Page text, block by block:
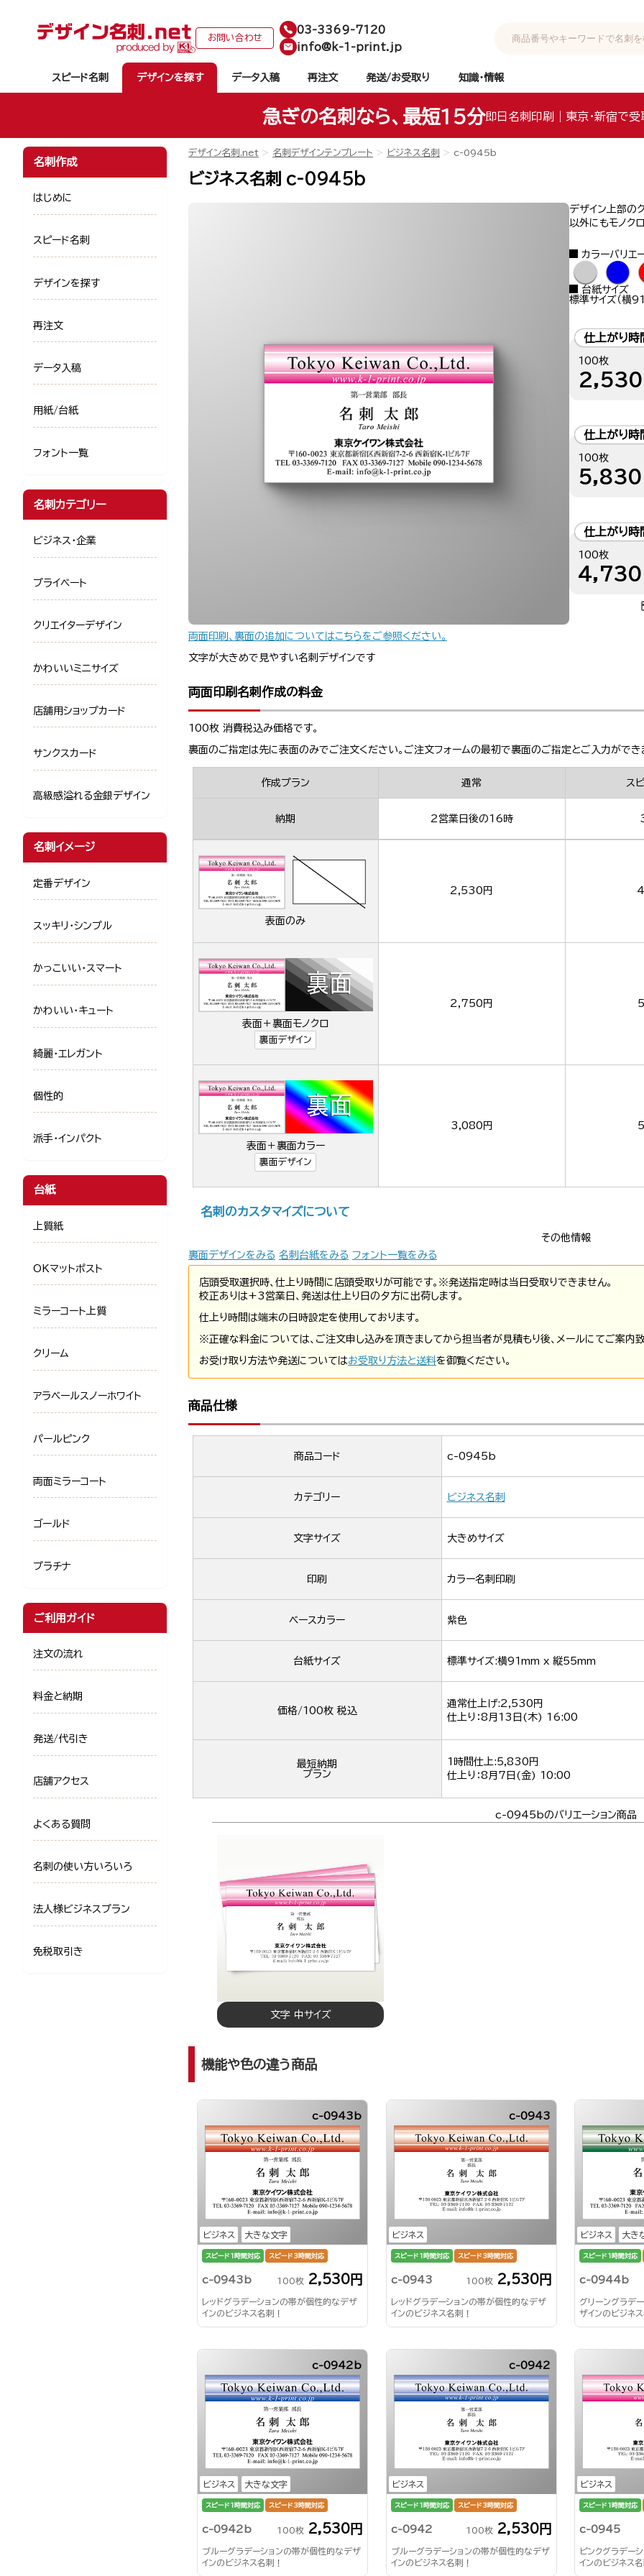
お問い合わせ
03-3369-7120
info@k-1-print.jp
スピード名刺 デザインを探す データ入稿 再注文 発送/お受取り 知識・情報
急ぎの名刺なら、最短15分即日名刺印刷｜東京・新宿で受
デザイン名刺.net 名刺デザインテンプレート ビジネス名刺 c-0945b
ビジネス名刺 c-0945b
デザイン上部の
以外にもモノク
カラーバリエ
● ●
台紙サイズ
標準サイズ（横
仕上がり
100枚
2,530
仕上がり
100枚
5,830
仕上がり
100枚
4,730
両面印刷、裏面の追加についてはこちらをご参照ください。
文字が大きめで見やすい名刺デザインです
両面印刷名刺作成の料金
100枚 消費税込み価格です。
裏面のご指定は先に表面のみでご注文ください。ご注文フォームの最初で裏面のご指定とご入力ができ
作成プラン 通常 ス
納期 2営業日後の16時
表面のみ
2,530円
表面＋裏面モノクロ
裏面デザイン
2,750円
表面＋裏面カラー
裏面デザイン
3,080円
名刺のカスタマイズについて
その他情報
裏面デザインをみる 名刺台紙をみる フォント一覧をみる
店頭受取選択時、仕上り時間に店頭受取りが可能です。※発送指定時は当日受取りできません。
校正ありは+3営業日、発送は仕上り日の夕方に出荷します。
仕上り時間は端末の日時設定を使用しております。
※正確な料金については、ご注文申し込みを頂きましてから担当者が見積もり後、メールにてご案内致
お受け取り方法や発送についてはお受取り方法と送料を御覧ください。
商品仕様
商品コード c-0945b
カテゴリー ビジネス名刺
文字サイズ 大きめサイズ
印刷 カラー名刺印刷
ベースカラー 紫色
台紙サイズ 標準サイズ:横91mm x 縦55mm
価格/100枚 税込
通常仕上げ:2,530円
仕上り：8月13日(木) 16:00
最短納期
プラン
1時間仕上:5,830円
仕上り：8月7日(金) 10:00
c-0945bのバリエーション商品
文字 中サイズ
機能や色の違う商品
ビジネス 大きな文字
c-0943b
スピード1時間対応 スピード3時間対応
c-0943b 100枚 2,530円
レッドグラデーションの帯が個性的なデザ
インのビジネス名刺！
ビジネス
c-0943
スピード1時間対応 スピード3時間対応
c-0943 100枚 2,530円
レッドグラデーションの帯が個性的なデザ
インのビジネス名刺！
ビジネス 大き
スピード1時間対応
c-0944b
グリーングラデ
ザインのビジネ
ビジネス 大きな文字
c-0942b
スピード1時間対応 スピード3時間対応
c-0942b 100枚 2,530円
ブルーグラデーションの帯が個性的なデザ
インのビジネス名刺！
ビジネス
c-0942
スピード1時間対応 スピード3時間対応
c-0942 100枚 2,530円
ブルーグラデーションの帯が個性的なデザ
インのビジネス名刺！
ビジネス
スピード1時間対応
c-0945
ピンクグラデー
インのビジネス
名刺作成
はじめに
スピード名刺
デザインを探す
再注文
データ入稿
用紙/台紙
フォント一覧
名刺カテゴリー
ビジネス・企業
プライベート
クリエイターデザイン
かわいいミニサイズ
店舗用ショップカード
サンクスカード
高級感溢れる金銀デザイン
名刺イメージ
定番デザイン
スッキリ・シンプル
かっこいい・スマート
かわいい・キュート
綺麗・エレガント
個性的
派手・インパクト
台紙
上質紙
OKマットポスト
ミラーコート上質
クリーム
アラベールスノーホワイト
パールピンク
両面ミラーコート
ゴールド
プラチナ
ご利用ガイド
注文の流れ
料金と納期
発送/代引き
店舗アクセス
よくある質問
名刺の使い方いろいろ
法人様ビジネスプラン
免税取引き